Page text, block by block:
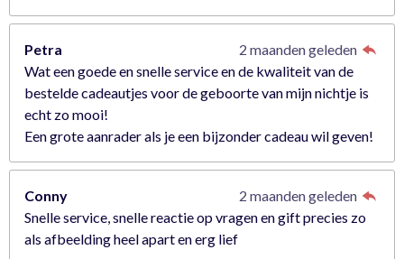
Petra
2 maanden geleden
Wat een goede en snelle service en de kwaliteit van de
bestelde cadeautjes voor de geboorte van mijn nichtje is
echt zo mooi!
Een grote aanrader als je een bijzonder cadeau wil geven!
Conny
2 maanden geleden
Snelle service, snelle reactie op vragen en gift precies zo
als afbeelding heel apart en erg lief